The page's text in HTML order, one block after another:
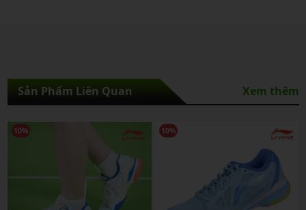
Sản Phẩm Liên Quan Xem thêm